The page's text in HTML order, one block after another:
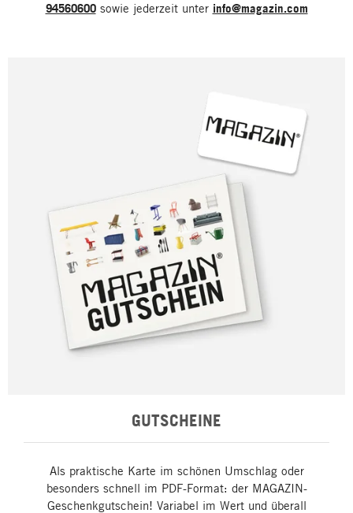
94560600sowie jederzeit unter info@magazin.com
GUTSCHEINE
Als praktische Karte im schönen Umschlag oder
besonders schnell im PDF-Format: der MAGAZIN-
Geschenkgutschein! Variabel im Wert und überall